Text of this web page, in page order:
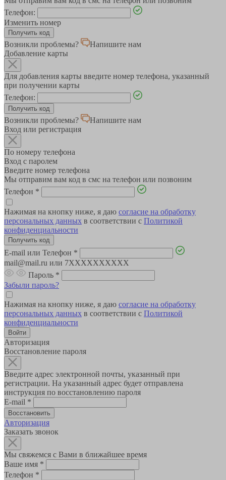
Телефон:
Изменить номер
Возникли проблемы?
Напишите нам
Добавление карты
Для добавления карты введите номер телефона, указанный
при получении карты
Телефон:
Возникли проблемы?
Напишите нам
Вход или регистрация
По номеру телефона
Вход с паролем
Введите номер телефона
Мы отправим вам код в смс на телефон или позвоним
Телефон *
Нажимая на кнопку ниже, я даю согласие на обработку
персональных данных в соответствии с Политикой
конфиденциальности
E-mail или Телефон *
mail@mail.ru или 7XXXXXXXXXX
Пароль *
Забыли пароль?
Нажимая на кнопку ниже, я даю согласие на обработку
персональных данных в соответствии с Политикой
конфиденциальности
Авторизация
Восстановление пароля
Введите адрес электронной почты, указанный при
регистрации. На указанный адрес будет отправлена
инструкция по восстановлению пароля
E-mail *
Авторизация
Заказать звонок
Мы свяжемся с Вами в ближайшее время
Ваше имя *
Телефон *